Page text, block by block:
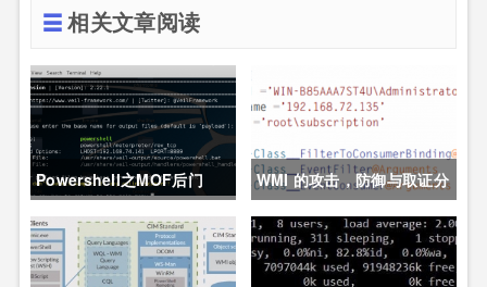
相关文章阅读
Powershell之MOF后门
WMI 的攻击，防御与取证分
析技术之防御篇